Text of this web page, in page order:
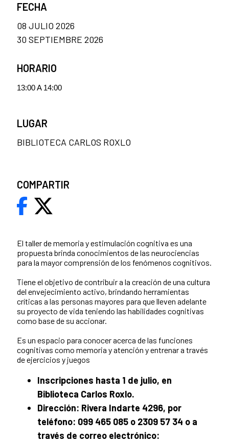
El taller de memoria y estimulación cognitiva es una
propuesta brinda conocimientos de las neurociencias
para la mayor comprensión de los fenómenos cognitivos.
Tiene el objetivo de contribuir a la creación de una cultura
del envejecimiento activo, brindando herramientas
críticas a las personas mayores para que lleven adelante
su proyecto de vida teniendo las habilidades cognitivas
como base de su accionar.
Es un espacio para conocer acerca de las funciones
cognitivas como memoria y atención y entrenar a través
de ejercicios y juegos
Inscripciones hasta 1 de julio, en
Biblioteca Carlos Roxlo.
Dirección: Rivera Indarte 4296, por
teléfono: 099 465 085 o 2309 57 34 o a
través de correo electrónico:
FECHA
08 JULIO 2026
30 SEPTIEMBRE 2026
HORARIO
13:00 A 14:00
LUGAR
BIBLIOTECA CARLOS ROXLO
COMPARTIR